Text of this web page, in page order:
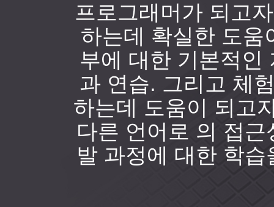
프로그래머가 되고
하는데 확실한 도움
부에 대한 기본적인
과 연습. 그리고 체
하는데 도움이 되고
다른 언어로 의 접
발 과정에 대한 학